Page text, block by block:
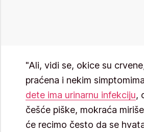
"Ali, vidi se, okice su
praćena i nekim
dete ima urinarnu infekciju,
češće piške, mokraća
će recimo često da se